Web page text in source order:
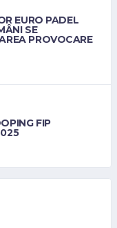
EURO PADEL
SE
PROVOCARE
FIP